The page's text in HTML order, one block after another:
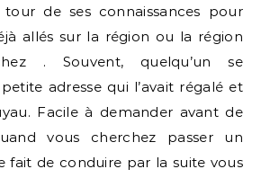
de ses connaissances pour
allés sur la région ou la région
. Souvent, quelqu’un se
adresse qui l’avait régalé et
Facile à demander avant de
vous cherchez passer un
fait de conduire par la suite vous